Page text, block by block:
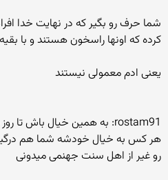
شما حرف رو بگیر که در نهایت خدا
کرده که اونها راسخون هستند و با
یعنی ادم معمولی نیستند
rostam91: به همین خیال باش تا روز قیامت!
هر کس به خیال خودشه شما هم
رو غیر از اهل سنت جهنمی میدونی